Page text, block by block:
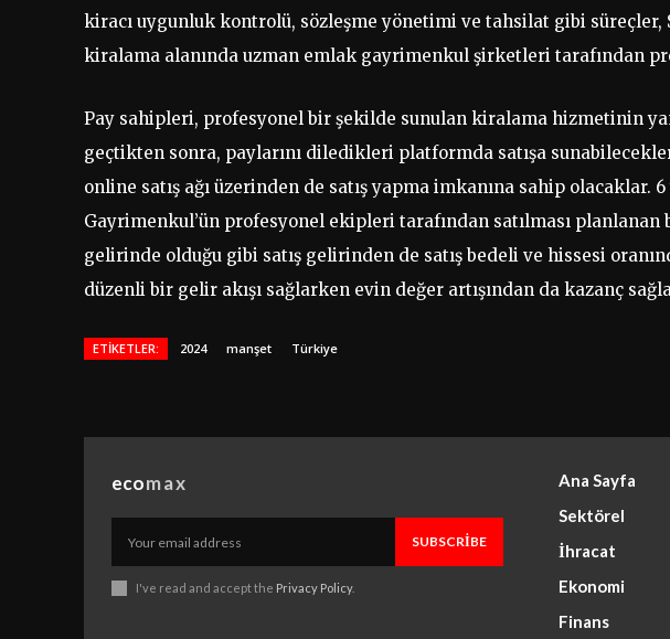
kiracı uygunluk kontrolü, sözleşme yönetimi ve tahsilat gibi süreçler,
kiralama alanında uzman emlak gayrimenkul şirketleri tarafından
Pay sahipleri, profesyonel bir şekilde sunulan kiralama hizmetinin
geçtikten sonra, paylarını diledikleri platformda satışa
online satış ağı üzerinden de satış yapma imkanına sahip olacaklar.
Gayrimenkul’ün profesyonel ekipleri tarafından satılması
gelirinde olduğu gibi satış gelirinden de satış bedeli ve hissesi
düzenli bir gelir akışı sağlarken evin değer artışından da kazanç
ETIKETLER: 2024 manşet Türkiye
ecomax
SUBSCRIBE
I've read and accept the Privacy Policy.
Ana Sayfa
Sektörel
İhracat
Ekonomi
Finans